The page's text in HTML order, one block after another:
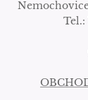
Tel.: